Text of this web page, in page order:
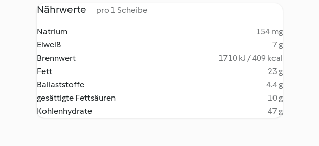
Nährwerte pro 1 Scheibe
Natrium
154 mg
Eiweiß
7 g
Brennwert
1710 kJ / 409 kcal
Fett
23 g
Ballaststoffe
4.4 g
gesättigte Fettsäuren
10 g
Kohlenhydrate
47 g